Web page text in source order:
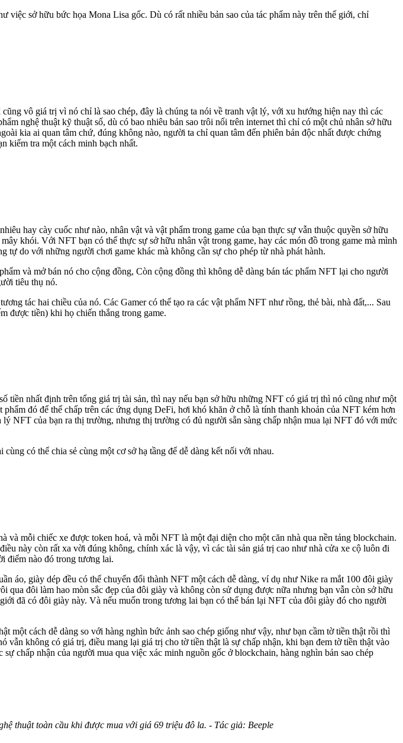
sở hữu bức họa Mona Lisa gốc. Dù có rất nhiều bản sao của tác phẩm này trên thế giới, chỉ
vô giá trị vì nó chỉ là sao chép, đây là chúng ta nói về tranh vật lý, với xu hướng hiện nay thì các
nghệ thuật kỹ thuật số, dù có bao nhiêu bản sao trôi nổi trên internet thì chỉ có một chủ nhân sở hữu
kia ai quan tâm chứ, đúng không nào, người ta chỉ quan tâm đến phiên bản độc nhất được chứng
kiểm tra một cách minh bạch nhất.
hay cày cuốc như nào, nhân vật và vật phẩm trong game của bạn thực sự vẫn thuộc quyền sở hữu
khói. Với NFT bạn có thể thực sự sở hữu nhân vật trong game, hay các món đồ trong game mà mình
tự do với những người chơi game khác mà không cần sự cho phép từ nhà phát hành.
và mở bán nó cho cộng đồng, Còn cộng đồng thì không dễ dàng bán tác phẩm NFT lại cho người
tiêu thụ nó.
tác hai chiều của nó. Các Gamer có thể tạo ra các vật phẩm NFT như rồng, thẻ bài, nhà đất,... Sau
được tiền) khi họ chiến thắng trong game.
nhất định trên tổng giá trị tài sản, thì nay nếu bạn sở hữu những NFT có giá trị thì nó cũng như một
đó để thế chấp trên các ứng dụng DeFi, hơi khó khăn ở chỗ là tính thanh khoản của NFT kém hơn
NFT của bạn ra thị trường, nhưng thị trường có đủ người sẵn sàng chấp nhận mua lại NFT đó với mức
có thể chia sẻ cùng một cơ sở hạ tầng để dễ dàng kết nối với nhau.
mỗi chiếc xe được token hoá, và mỗi NFT là một đại diện cho một căn nhà qua nền tảng blockchain.
này còn rất xa vời đúng không, chính xác là vậy, vì các tài sản giá trị cao như nhà cửa xe cộ luôn đi
điểm nào đó trong tương lai.
áo, giày dép đều có thể chuyển đổi thành NFT một cách dễ dàng, ví dụ như Nike ra mắt 100 đôi giày
đôi làm hao mòn sắc đẹp của đôi giày và không còn sử dụng được nữa nhưng bạn vẫn còn sở hữu
đã có đôi giày này. Và nếu muốn trong tương lai bạn có thể bán lại NFT của đôi giày đó cho người
một cách dễ dàng so với hàng nghìn bức ảnh sao chép giống như vậy, như bạn cầm tờ tiền thật rồi thì
không có giá trị, điều mang lại giá trị cho tờ tiền thật là sự chấp nhận, khi bạn đem tờ tiền thật vào
chấp nhận của người mua qua việc xác minh nguồn gốc ở blockchain, hàng nghìn bản sao chép
thuật toàn cầu khi được mua với giá 69 triệu đô la. - Tác giả: Beeple